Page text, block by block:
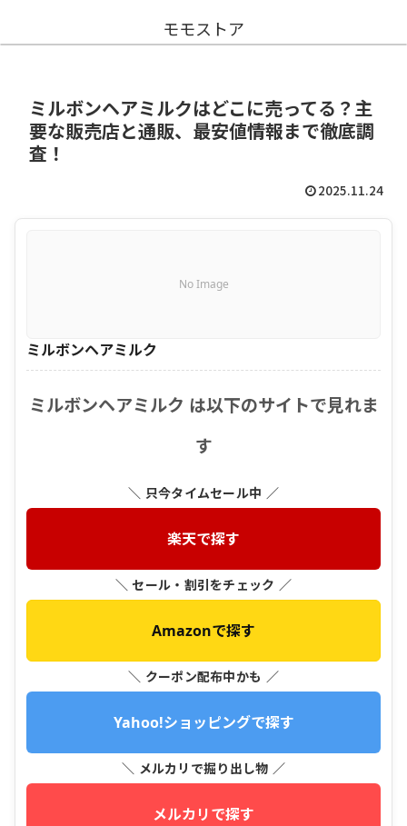
モモストア
ミルボンヘアミルクはどこに売ってる？主
要な販売店と通販、最安値情報まで徹底調
査！
2025.11.24
No Image
ミルボンヘアミルク
ミルボンヘアミルク は以下のサイトで見れま
す
＼ 只今タイムセール中 ／
楽天で探す
＼ セール・割引をチェック ／
Amazonで探す
＼ クーポン配布中かも ／
Yahoo!ショッピングで探す
＼ メルカリで掘り出し物 ／
メルカリで探す